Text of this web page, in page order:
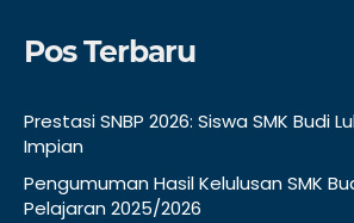
Pos Terbaru
Prestasi SNBP 2026: Siswa SMK Budi
Impian
Pengumuman Hasil Kelulusan SMK
Pelajaran 2025/2026